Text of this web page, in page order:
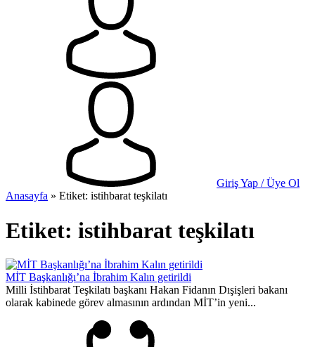
Giriş Yap / Üye Ol
Anasayfa » Etiket: istihbarat teşkilatı
Etiket: istihbarat teşkilatı
MİT Başkanlığı’na İbrahim Kalın getirildi
Milli İstihbarat Teşkilatı başkanı Hakan Fidanın Dışişleri bakanı
olarak kabinede görev almasının ardından MİT’in yeni...